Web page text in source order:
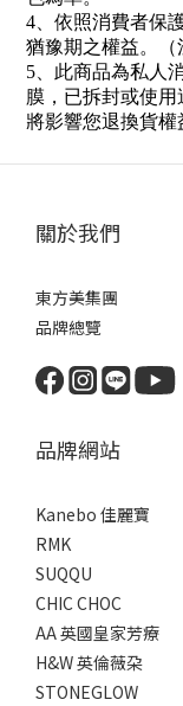
4 、依照消費者保
猶豫期之權益。（
5 、此商品為私人
膜，已拆封或使用
將影響您退換貨權
關於我們
東方美集團
品牌總覽
品牌網站
Kanebo 佳麗寶
RMK
SUQQU
CHIC CHOC
AA 英國皇家芳療
H&W 英倫薇朶
STONEGLOW